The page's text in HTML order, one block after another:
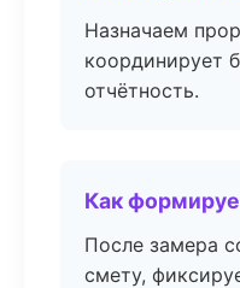
Назначаем
координирует
отчётность.
Как
После замера
смету,